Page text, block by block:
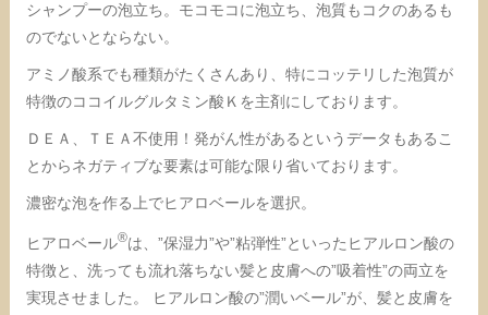
シャンプーの泡立ち。モコモコに泡立ち、泡質もコクのあるも
のでないとならない。
アミノ酸系でも種類がたくさんあり、特にコッテリした泡質が
特徴のココイルグルタミン酸Ｋを主剤にしております。
ＤＥＡ、ＴＥＡ不使用！発がん性があるというデータもあるこ
とからネガティブな要素は可能な限り省いております。
濃密な泡を作る上でヒアロベールを選択。
ヒアロベール®は、”保湿力”や”粘弾性”といったヒアルロン酸の
特徴と、洗っても流れ落ちない髪と皮膚への”吸着性”の両立を
実現させました。
ヒアルロン酸の”潤いベール”が、髪と皮膚を